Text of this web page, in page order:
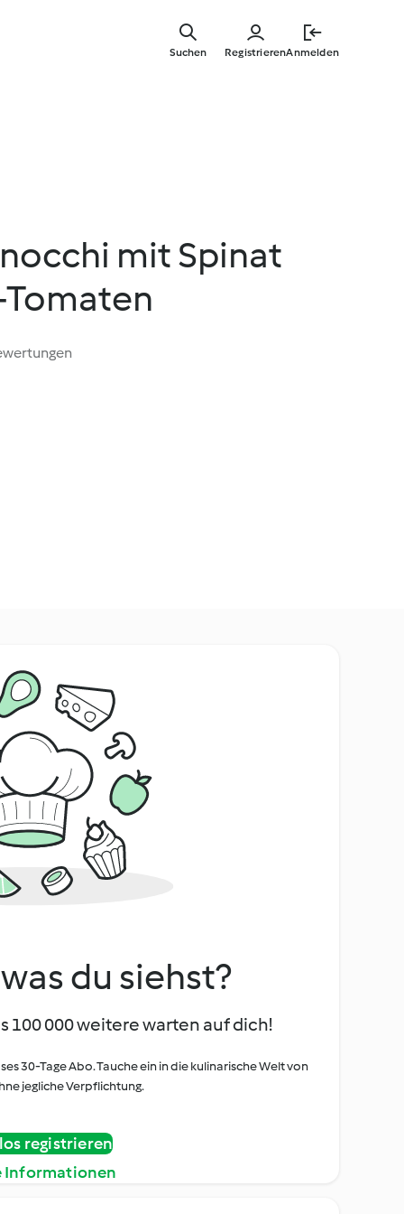
springen
RegistrierenAnmelden
Suchen
mit Spinat
du siehst?
100 000 weitere warten auf dich!
30-Tage Abo. Tauche ein in die kulinarische Welt von
jegliche Verpflichtung.
registrieren
Informationen